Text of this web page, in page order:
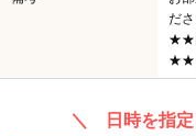
ださ
★★
★★
＼ 日時を指定